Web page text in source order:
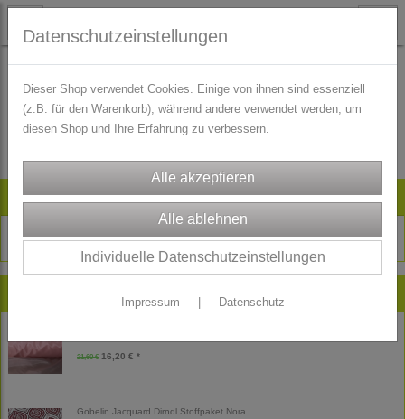
Artikelsuche
Neu im Shop
21,60 € 16,20 € *
Gobelin Jacquard Dirndl Stoffpaket Nora
Es wurden leider keine Produkte gefunden.
Datenschutzeinstellungen
Dieser Shop verwendet Cookies. Einige von ihnen sind essenziell
(z.B. für den Warenkorb), während andere verwendet werden, um
diesen Shop und Ihre Erfahrung zu verbessern.
Individuelle Datenschutzeinstellungen
Impressum Datenschutz